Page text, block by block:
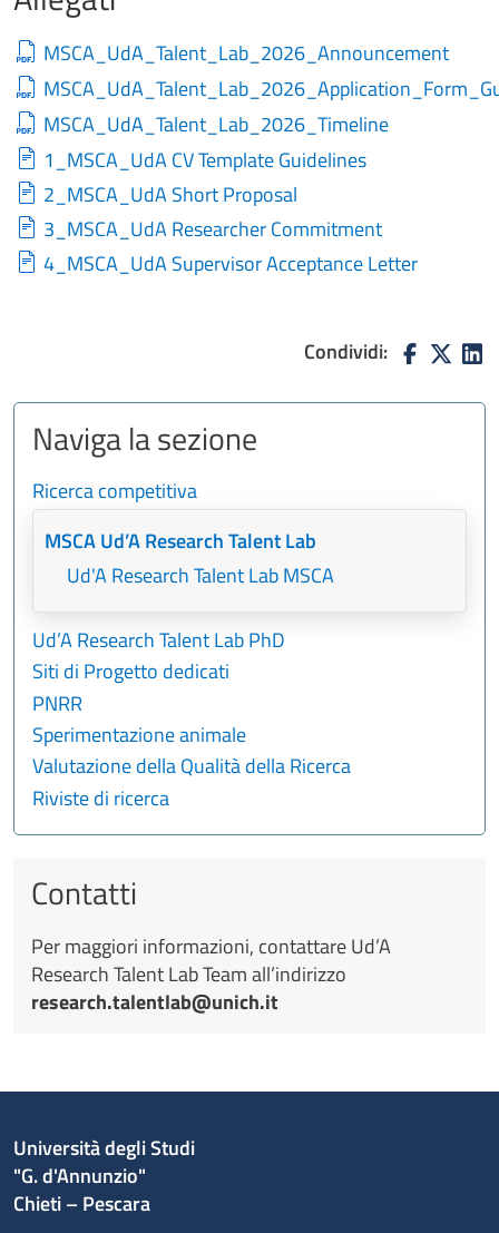
MSCA_UdA_Talent_Lab_2026_Announcement
MSCA_UdA_Talent_Lab_2026_Timeline
1_MSCA_UdA CV Template Guidelines
2_MSCA_UdA Short Proposal
3_MSCA_UdA Researcher Commitment
4_MSCA_UdA Supervisor Acceptance Letter
Condividi:
Naviga la sezione
Ricerca competitiva
MSCA Ud’A Research Talent Lab
Ud'A Research Talent Lab MSCA
Ud’A Research Talent Lab PhD
Siti di Progetto dedicati
PNRR
Sperimentazione animale
Valutazione della Qualità della Ricerca
Riviste di ricerca
Contatti
Per maggiori informazioni, contattare Ud’A
Research Talent Lab Team all’indirizzo
research.talentlab@unich.it
Università degli Studi
"G. d'Annunzio"
Chieti – Pescara